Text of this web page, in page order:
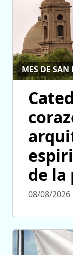
MES DE SAN
de la
08/08/2026